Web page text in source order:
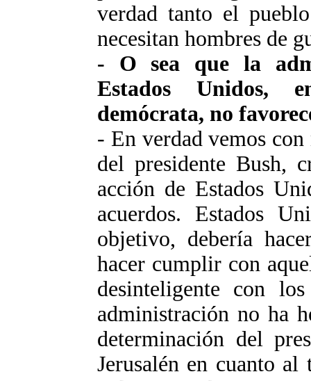
verdad tanto el
necesitan hombres de
- O sea que la
Estados Unidos,
demócrata, no
- En verdad vemos
del presidente Bush,
acción de Estados
acuerdos. Estados
objetivo, debería
hacer cumplir con
desinteligente con
administración no ha
determinación del
Jerusalén en cuanto al